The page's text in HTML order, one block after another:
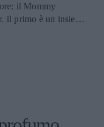
il Mommy
Il primo è un insieme
che avevano
a
terza opzione